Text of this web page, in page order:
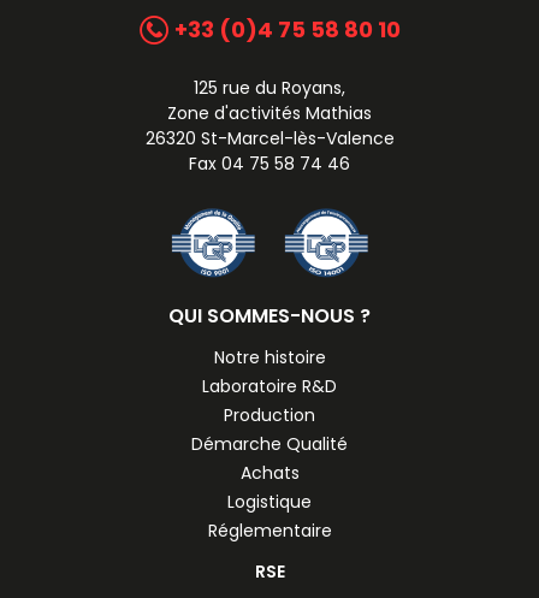
+33 (0)4 75 58 80 10
125 rue du Royans,
Zone d'activités Mathias
26320 St-Marcel-lès-Valence
Fax 04 75 58 74 46
QUI SOMMES-NOUS ?
Notre histoire
Laboratoire R&D
Production
Démarche Qualité
Achats
Logistique
Réglementaire
RSE